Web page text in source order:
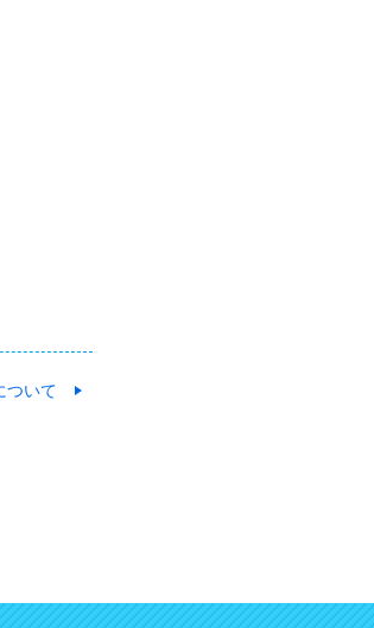
ついて